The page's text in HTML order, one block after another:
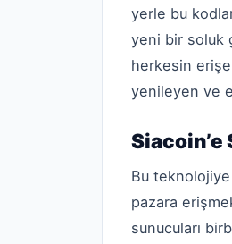
yerle bu
yeni bir soluk
herkesin
yenileyen ve
Siacoin’e
Bu
pazara
sunucuları